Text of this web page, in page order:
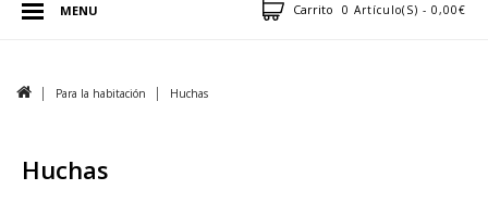
Carrito 0 Artículo(s) - 0,00€
MENU
Para la habitación Huchas
Huchas